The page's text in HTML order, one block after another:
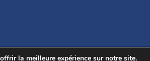
la meilleure expérience sur notre site.